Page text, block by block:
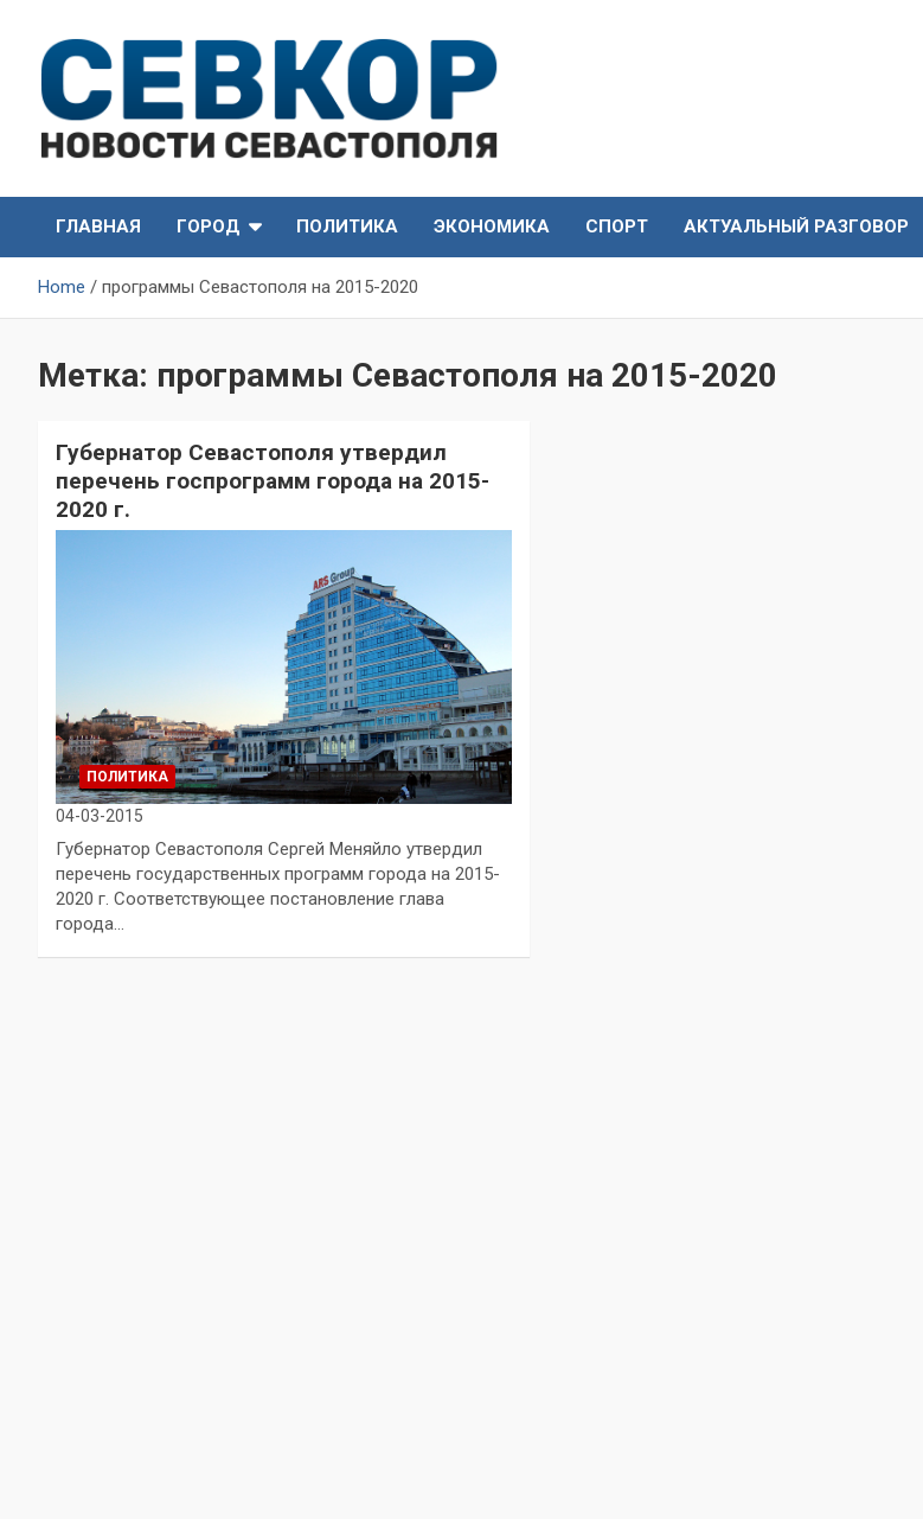
content
СевКор — Новости
Севастополя
Севастополя
ГЛАВНАЯ
ГОРОД ПОЛИТИКА ЭКОНОМИКА СПОРТ АКТУАЛЬНЫЙ РАЗГОВОР
Home программы Севастополя на 2015-2020
Метка: программы Севастополя на 2015-2020
Губернатор Севастополя утвердил
перечень госпрограмм города на 2015-
2020 г.
ПОЛИТИКА
04-03-2015
Губернатор Севастополя Сергей Меняйло утвердил
перечень государственных программ города на 2015-
2020 г. Соответствующее постановление глава
города…